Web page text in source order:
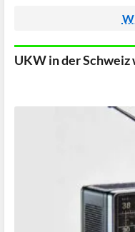
UKW in der